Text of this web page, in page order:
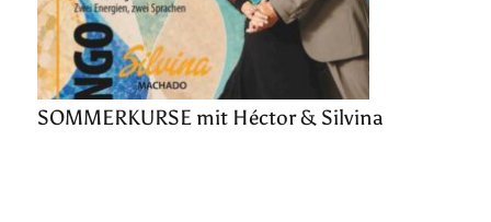
SOMMERKURSE mit Héctor & Silvina